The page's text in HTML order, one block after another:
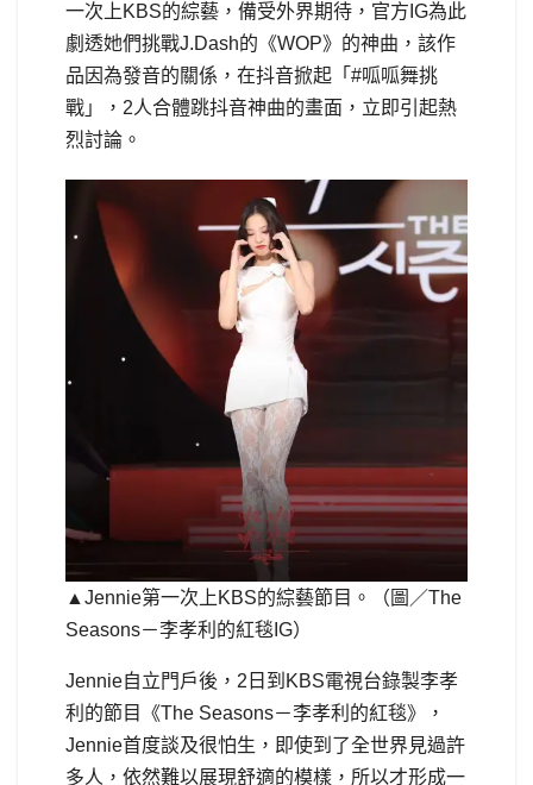
一次上KBS的綜藝，備受外界期待，官方IG為此
劇透她們挑戰J.Dash的《WOP》的神曲，該作
品因為發音的關係，在抖音掀起「#呱呱舞挑
戰」，2人合體跳抖音神曲的畫面，立即引起熱
烈討論。
▲Jennie第一次上KBS的綜藝節目。（圖／The
Seasons－李孝利的紅毯IG）
Jennie自立門戶後，2日到KBS電視台錄製李孝
利的節目《The Seasons－李孝利的紅毯》，
Jennie首度談及很怕生，即使到了全世界見過許
多人，依然難以展現舒適的模樣，所以才形成一